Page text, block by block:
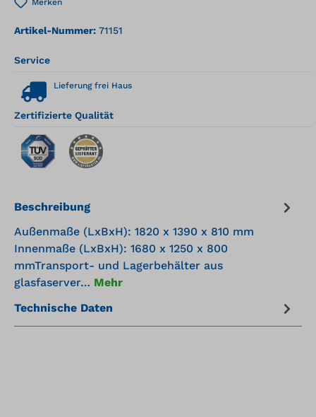
Artikel-Nummer: 71151
Service
Lieferung frei Haus
Zertifizierte Qualität
Beschreibung
Außenmaße (LxBxH): 1820 x 1390 x 810 mm
Innenmaße (LxBxH): 1680 x 1250 x 800
mmTransport- und Lagerbehälter aus
glasfaserver… Mehr
Technische Daten